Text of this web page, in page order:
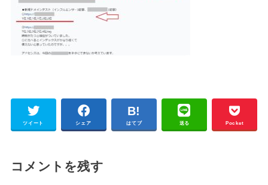
ツイート シェア はてブ 送る Pocket
コメントを残す